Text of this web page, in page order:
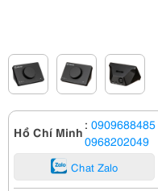
Hồ Chí Minh : 0909688485
0968202049
Chat Zalo